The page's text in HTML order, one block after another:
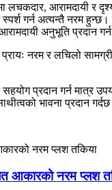
आरामदायी र
गर्न अत्यन्तै नरम
अनुभूति प्रदान
प्रायः नरम र लचिलो
प्रदान गर्न मात्र
भावना प्रदान
आकारको नरम प्लश